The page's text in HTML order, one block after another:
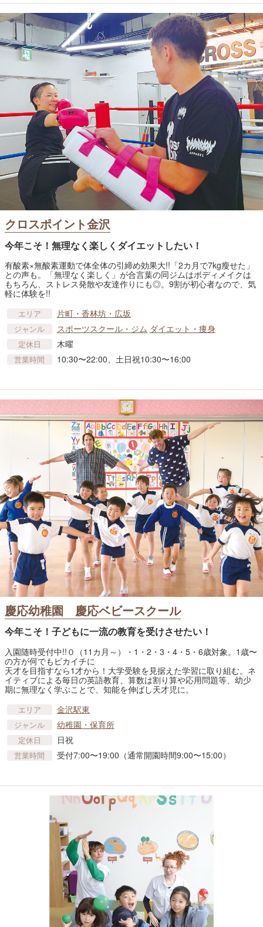
クロスポイント金沢
今年こそ！無理なく楽しくダイエットしたい！
有酸素×無酸素運動で体全体の引締め効果大!!「2カ月で7kg瘦せた」
との声も。「無理なく楽しく」が合言葉の同ジムはボディメイクは
もちろん、ストレス発散や友達作りにも◎。9割が初心者なので、気
軽に体験を!!
エリア 片町・香林坊・広坂
ジャンル スポーツスクール・ジム ダイエット・痩身
定休日 木曜
営業時間 10:30〜22:00、土日祝10:30〜16:00
慶応幼稚園 慶応ベビースクール
今年こそ！子どもに一流の教育を受けさせたい！
入園随時受付中!!０（11カ月～）・1・2・3・4・5・6歳対象。1歳〜
の方が何でもピカイチに
天才を目指すなら1才から！大学受験を見据えた学習に取り組む。ネ
イティブによる毎日の英語教育、算数は割り算や応用問題等、幼少
期に無理なく学ぶことで、知能を伸ばし天才児に。
エリア 金沢駅東
ジャンル 幼稚園・​保育所
定休日 日祝
営業時間 受付7:00〜19:00（通常開園時間9:00〜15:00）